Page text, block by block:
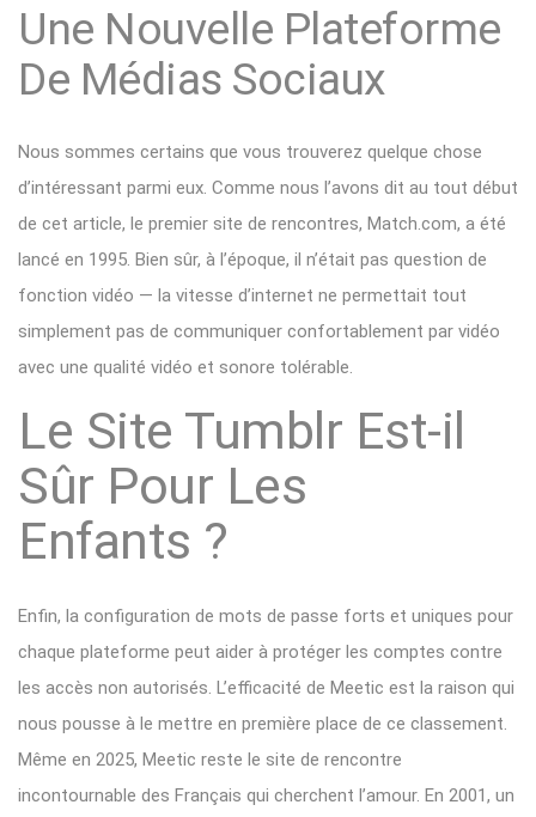
Une Nouvelle Plateforme
De Médias Sociaux
Nous sommes certains que vous trouverez quelque chose
d’intéressant parmi eux. Comme nous l’avons dit au tout début
de cet article, le premier site de rencontres, Match.com, a été
lancé en 1995. Bien sûr, à l’époque, il n’était pas question de
fonction vidéo — la vitesse d’internet ne permettait tout
simplement pas de communiquer confortablement par vidéo
avec une qualité vidéo et sonore tolérable.
Le Site Tumblr Est-il
Sûr Pour Les
Enfants ?
Enfin, la configuration de mots de passe forts et uniques pour
chaque plateforme peut aider à protéger les comptes contre
les accès non autorisés. L’efficacité de Meetic est la raison qui
nous pousse à le mettre en première place de ce classement.
Même en 2025, Meetic reste le site de rencontre
incontournable des Français qui cherchent l’amour. En 2001, un